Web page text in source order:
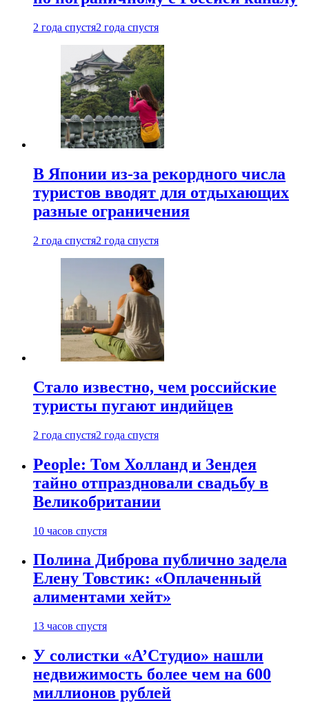
2 года спустя2 года спустя
В Японии из-за рекордного числа
туристов вводят для отдыхающих
разные ограничения
2 года спустя2 года спустя
Стало известно, чем российские
туристы пугают индийцев
2 года спустя2 года спустя
People: Том Холланд и Зендея
тайно отпраздновали свадьбу в
Великобритании
10 часов спустя
Полина Диброва публично задела
Елену Товстик: «Оплаченный
алиментами хейт»
13 часов спустя
У солистки «А’Студио» нашли
недвижимость более чем на 600
миллионов рублей